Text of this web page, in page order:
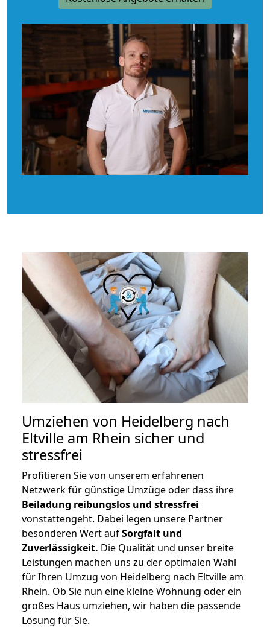
Umziehen von Heidelberg nach
Eltville am Rhein sicher und
stressfrei
Profitieren Sie von unserem erfahrenen
Netzwerk für günstige Umzüge oder dass ihre
Beiladung reibungslos und stressfrei
vonstattengeht. Dabei legen unsere Partner
besonderen Wert aufSorgfalt und
Zuverlässigkeit. Die Qualität und unser breite
Leistungen machen uns zu der optimalen Wahl
für Ihren Umzug von Heidelberg nach Eltville am
Rhein. Ob Sie nun eine kleine Wohnung oder ein
großes Haus umziehen, wir haben die passende
Lösung für Sie.